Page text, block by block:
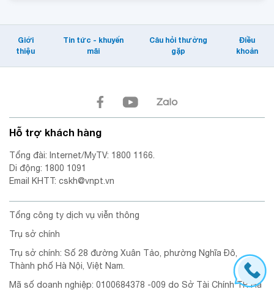
Giới
thiệu
Tin tức - khuyến
mãi
Câu hỏi thường
gặp
Điều
khoản
Hỗ trợ khách hàng
Tổng đài: Internet/MyTV: 1800 1166.
Di động: 1800 1091
Email KHTT: cskh@vnpt.vn
Tổng công ty dịch vụ viễn thông
Trụ sở chính
Trụ sở chính: Số 28 đường Xuân Tảo, phường Nghĩa Đô,
Thành phố Hà Nội, Việt Nam.
Mã số doanh nghiệp: 0100684378 -009 do Sở Tài Chính TP. Hà